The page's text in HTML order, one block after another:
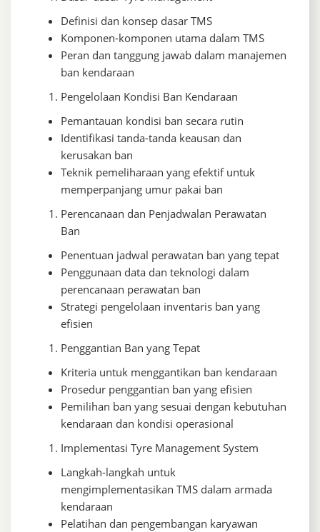
Definisi dan konsep dasar TMS
Komponen-komponen utama dalam TMS
Peran dan tanggung jawab dalam manajemen
ban kendaraan
Pengelolaan Kondisi Ban Kendaraan
Pemantauan kondisi ban secara rutin
Identifikasi tanda-tanda keausan dan
kerusakan ban
Teknik pemeliharaan yang efektif untuk
memperpanjang umur pakai ban
Perencanaan dan Penjadwalan Perawatan
Ban
Penentuan jadwal perawatan ban yang tepat
Penggunaan data dan teknologi dalam
perencanaan perawatan ban
Strategi pengelolaan inventaris ban yang
efisien
Penggantian Ban yang Tepat
Kriteria untuk menggantikan ban kendaraan
Prosedur penggantian ban yang efisien
Pemilihan ban yang sesuai dengan kebutuhan
kendaraan dan kondisi operasional
Implementasi Tyre Management System
Langkah-langkah untuk
mengimplementasikan TMS dalam armada
kendaraan
Pelatihan dan pengembangan karyawan